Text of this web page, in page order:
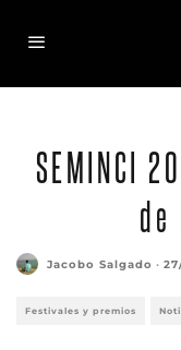
SEMINCI
Jacobo Salgado ·
Festivales y premios